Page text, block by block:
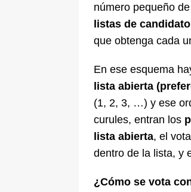
número pequeño
listas de
que obtenga cada
En ese esquema
lista abierta
(1, 2, 3, …) y ese
curules, entran los
lista abierta, el
dentro de la lista, y
¿Cómo se vota